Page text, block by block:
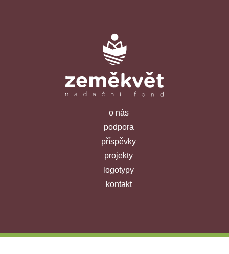
o nás
podpora
příspěvky
projekty
logotypy
kontakt